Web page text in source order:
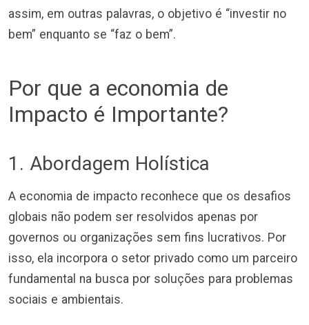
assim, em outras palavras, o objetivo é “investir no
bem” enquanto se “faz o bem”.
Por que a economia de
Impacto é Importante?
1. Abordagem Holística
A economia de impacto reconhece que os desafios
globais não podem ser resolvidos apenas por
governos ou organizações sem fins lucrativos. Por
isso, ela incorpora o setor privado como um parceiro
fundamental na busca por soluções para problemas
sociais e ambientais.